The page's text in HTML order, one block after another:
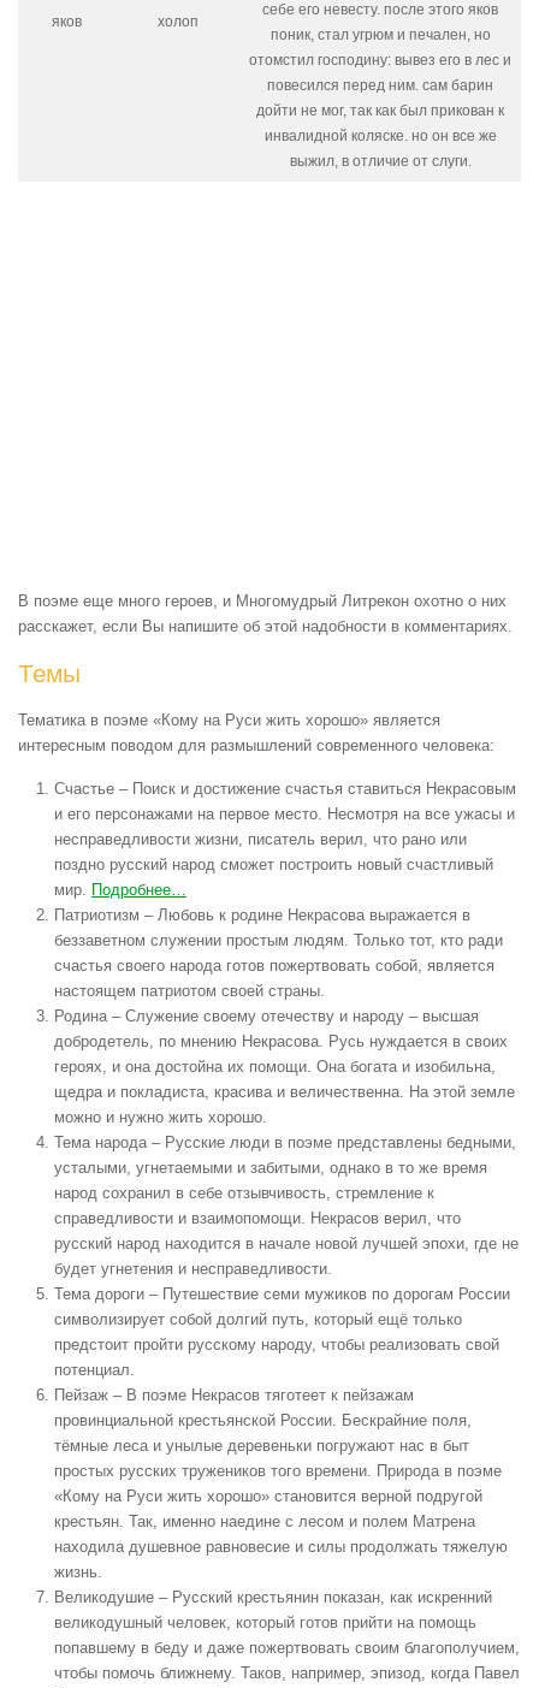
яков холоп
себе его невесту. после этого яков
поник, стал угрюм и печален, но
отомстил господину: вывез его в лес и
повесился перед ним. сам барин
дойти не мог, так как был прикован к
инвалидной коляске. но он все же
выжил, в отличие от слуги.
В поэме еще много героев, и Многомудрый Литрекон охотно о них
расскажет, если Вы напишите об этой надобности в комментариях.
Темы
Тематика в поэме «Кому на Руси жить хорошо» является
интересным поводом для размышлений современного человека:
Счастье – Поиск и достижение счастья ставиться Некрасовым
и его персонажами на первое место. Несмотря на все ужасы и
несправедливости жизни, писатель верил, что рано или
поздно русский народ сможет построить новый счастливый
мир. Подробнее…
Патриотизм – Любовь к родине Некрасова выражается в
беззаветном служении простым людям. Только тот, кто ради
счастья своего народа готов пожертвовать собой, является
настоящем патриотом своей страны.
Родина– Служение своему отечеству и народу – высшая
добродетель, по мнению Некрасова. Русь нуждается в своих
героях, и она достойна их помощи. Она богата и изобильна,
щедра и покладиста, красива и величественна. На этой земле
можно и нужно жить хорошо.
Тема народа– Русские люди в поэме представлены бедными,
усталыми, угнетаемыми и забитыми, однако в то же время
народ сохранил в себе отзывчивость, стремление к
справедливости и взаимопомощи. Некрасов верил, что
русский народ находится в начале новой лучшей эпохи, где не
будет угнетения и несправедливости.
Тема дороги – Путешествие семи мужиков по дорогам России
символизирует собой долгий путь, который ещё только
предстоит пройти русскому народу, чтобы реализовать свой
потенциал.
Пейзаж – В поэме Некрасов тяготеет к пейзажам
провинциальной крестьянской России. Бескрайние поля,
тёмные леса и унылые деревеньки погружают нас в быт
простых русских тружеников того времени. Природа в поэме
«Кому на Руси жить хорошо» становится верной подругой
крестьян. Так, именно наедине с лесом и полем Матрена
находила душевное равновесие и силы продолжать тяжелую
жизнь.
Великодушие – Русский крестьянин показан, как искренний
великодушный человек, который готов прийти на помощь
попавшему в беду и даже пожертвовать своим благополучием,
чтобы помочь ближнему. Таков, например, эпизод, когда Павел